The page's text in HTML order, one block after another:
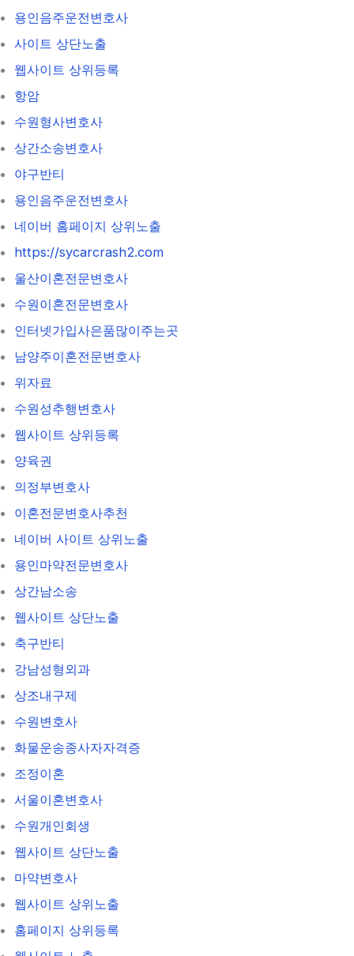
용인음주운전변호사
사이트 상단노출
웹사이트 상위등록
항암
수원형사변호사
상간소송변호사
야구반티
용인음주운전변호사
네이버 홈페이지 상위노출
https://sycarcrash2.com
울산이혼전문변호사
수원이혼전문변호사
인터넷가입사은품많이주는곳
남양주이혼전문변호사
위자료
수원성추행변호사
웹사이트 상위등록
양육권
의정부변호사
이혼전문변호사추천
네이버 사이트 상위노출
용인마약전문변호사
상간남소송
웹사이트 상단노출
축구반티
강남성형외과
상조내구제
수원변호사
화물운송종사자자격증
조정이혼
서울이혼변호사
수원개인회생
웹사이트 상단노출
마약변호사
웹사이트 상위노출
홈페이지 상위등록